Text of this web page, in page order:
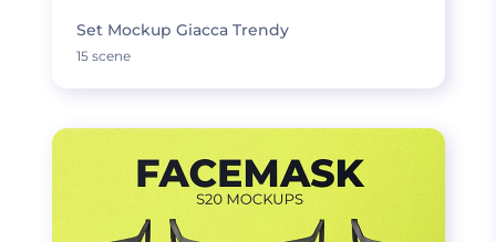
Set Mockup Giacca Trendy
15 scene